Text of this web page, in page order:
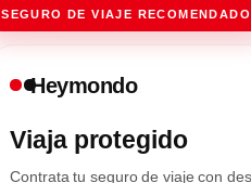
SEGURO DE VIAJE RECOMENDADO
Heymondo
Viaja protegido
Contrata tu seguro de viaje con